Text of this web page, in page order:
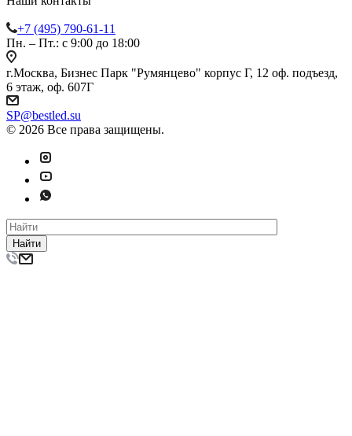
+7 (495) 790-61-11
Пн. – Пт.: с 9:00 до 18:00
г.Москва, Бизнес Парк "Румянцево" корпус Г, 12 оф. подъезд,
6 этаж, оф. 607Г
SP@bestled.su
© 2026 Все права защищены.
Найти